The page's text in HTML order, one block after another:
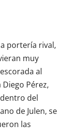
portería rival,
muy
al
Pérez,
del
de Julen, se
las